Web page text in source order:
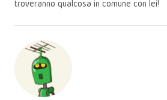
troveranno qualcosa in comune con lei!